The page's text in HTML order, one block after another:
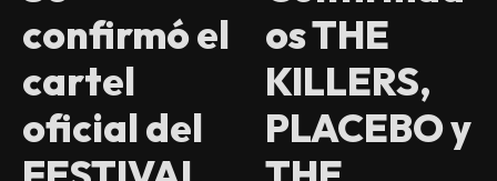
confirmó el
cartel
oficial del
os THE
KILLERS,
PLACEBO y